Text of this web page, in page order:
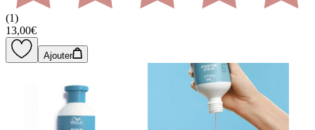
(1)
13,00€
Ajouter